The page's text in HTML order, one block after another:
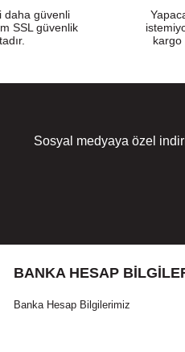
daha güvenli
SSL güvenlik
kargo
Sosyal medyaya özel
BANKA HESAP
Banka Hesap Bilgilerimiz